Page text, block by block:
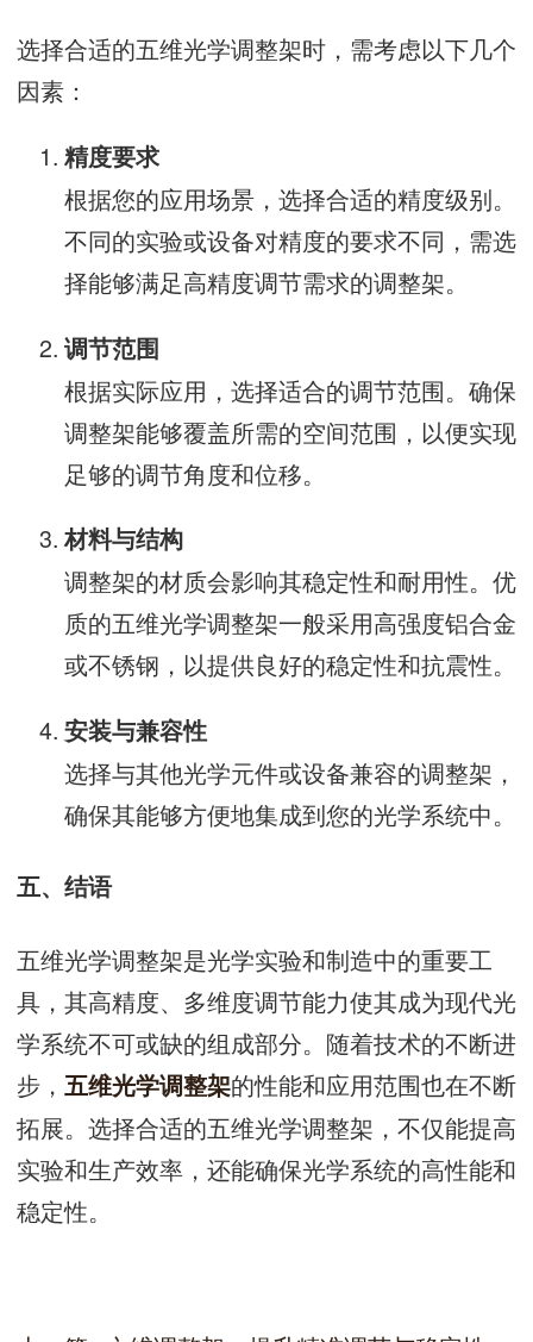
选择合适的五维光学调整架时，需考虑以下几个
因素：
精度要求
根据您的应用场景，选择合适的精度级别。
不同的实验或设备对精度的要求不同，需选
择能够满足高精度调节需求的调整架。
调节范围
根据实际应用，选择适合的调节范围。确保
调整架能够覆盖所需的空间范围，以便实现
足够的调节角度和位移。
材料与结构
调整架的材质会影响其稳定性和耐用性。优
质的五维光学调整架一般采用高强度铝合金
或不锈钢，以提供良好的稳定性和抗震性。
安装与兼容性
选择与其他光学元件或设备兼容的调整架，
确保其能够方便地集成到您的光学系统中。
五、结语
五维光学调整架是光学实验和制造中的重要工
具，其高精度、多维度调节能力使其成为现代光
学系统不可或缺的组成部分。随着技术的不断进
步， 五维光学调整架的性能和应用范围也在不断
拓展。选择合适的五维光学调整架，不仅能提高
实验和生产效率，还能确保光学系统的高性能和
稳定性。